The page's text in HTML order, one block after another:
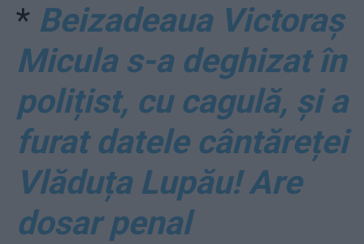
* Beizadeaua Victoraș
Micula s-a deghizat în
polițist, cu cagulă, și a
furat datele cântăreței
Vlăduța Lupău! Are
dosar penal